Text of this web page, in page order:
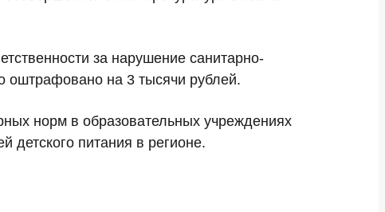
за нарушение санитарно-
оштрафовано на 3 тысячи рублей.
норм в образовательных учреждениях
детского питания в регионе.